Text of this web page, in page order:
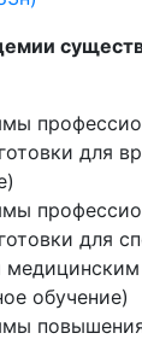
для
для
обучение)